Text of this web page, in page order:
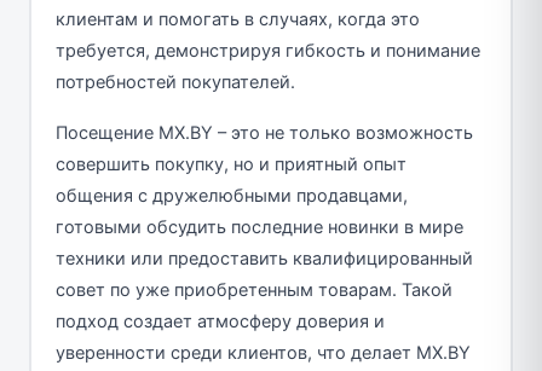
клиентам и помогать в случаях, когда это
требуется, демонстрируя гибкость и понимание
потребностей покупателей.
Посещение MX.BY – это не только возможность
совершить покупку, но и приятный опыт
общения с дружелюбными продавцами,
готовыми обсудить последние новинки в мире
техники или предоставить квалифицированный
совет по уже приобретенным товарам. Такой
подход создает атмосферу доверия и
уверенности среди клиентов, что делает MX.BY